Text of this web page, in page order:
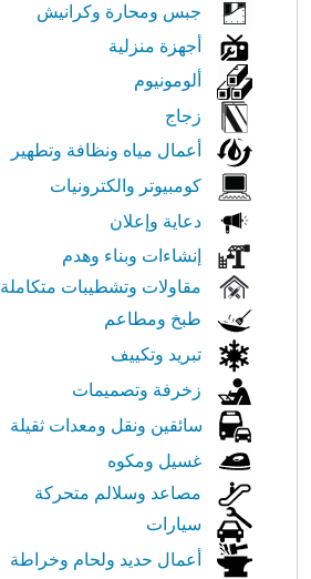
جبس ومحارة وكرانيش
أجهزة منزلية
ألومونيوم
زجاج
أعمال مياه ونظافة وتطهير
كومبيوتر والكترونيات
دعاية وإعلان
إنشاءات وبناء وهدم
مقاولات وتشطيبات متكاملة
طبخ ومطاعم
تبريد وتكييف
زخرفة وتصميمات
سائقين ونقل ومعدات ثقيلة
غسيل ومكوه
مصاعد وسلالم متحركة
سيارات
أعمال حديد ولحام وخراطة